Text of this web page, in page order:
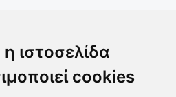
ιστοσελίδα
cookies